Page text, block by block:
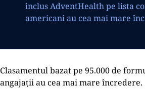
inclus AdventHealth pe lista
americani au cea mai mare
Clasamentul bazat pe 95.000 de
angajații au cea mai mare încredere.